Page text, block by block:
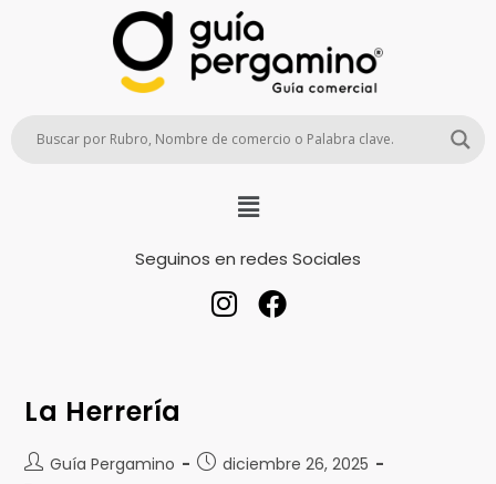
Seguinos en redes Sociales
La Herrería
Guía Pergamino
diciembre 26, 2025